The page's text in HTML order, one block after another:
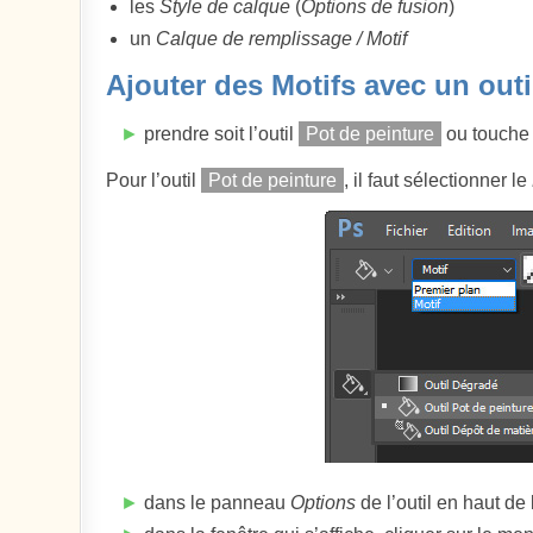
lesStyle de calque (Options de fusion)
un Calque de remplissage / Motif
Ajouter des Motifs avec un
► prendre soit l’outil Pot de peinture ou
Pour l’outil Pot de peinture , il faut sélectionner le
► dans le panneau Options de l’outil en haut